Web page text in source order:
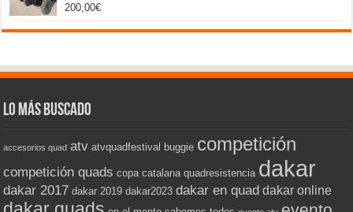
Valorado
de 5
200,00€
Lo más buscado
accesorios quad atv atvquadfestival buggie competición
competición quads copa catalana quadresistencia dakar
dakar 2017 dakar 2019 dakar2023 dakar en quad dakar online